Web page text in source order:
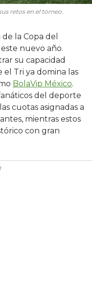
retos en el torneo.
la Copa del
nuevo año.
su capacidad
Tri ya domina las
BolaVip México.
del deporte
cuotas asignadas a
mientras estos
con gran